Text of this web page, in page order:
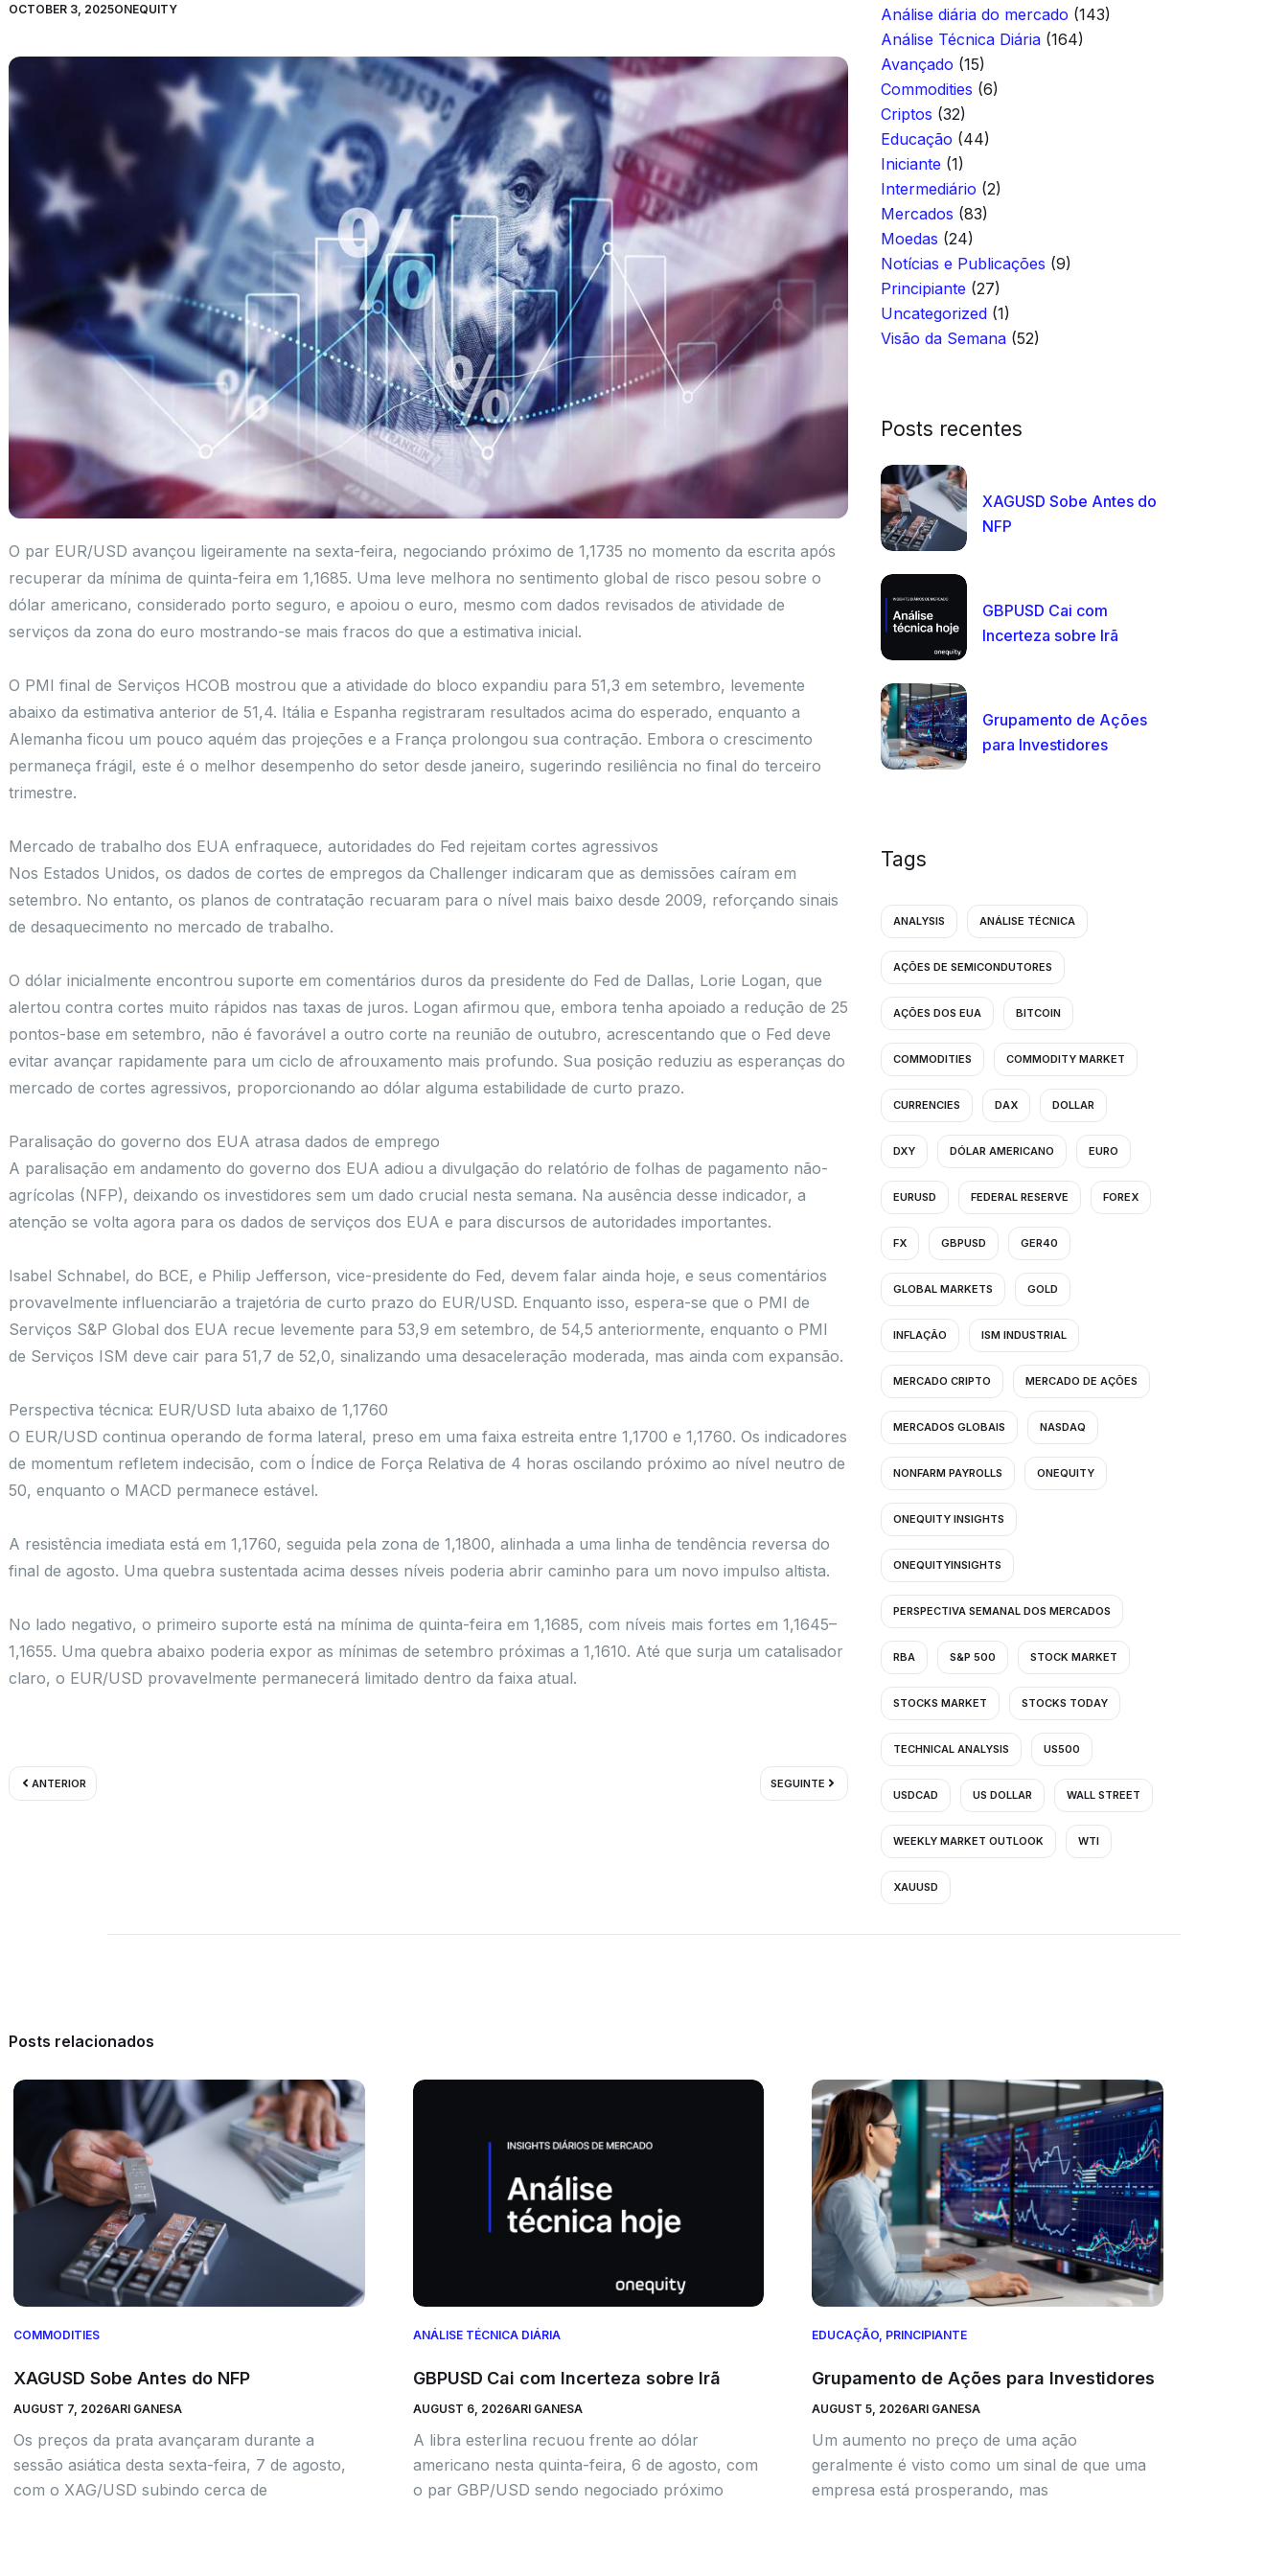
OCTOBER 3, 2025ONEQUITY
O par EUR/USD avançou ligeiramente na sexta-feira, negociando próximo de 1,1735 no momento da escrita após
recuperar da mínima de quinta-feira em 1,1685. Uma leve melhora no sentimento global de risco pesou sobre o
dólar americano, considerado porto seguro, e apoiou o euro, mesmo com dados revisados de atividade de
serviços da zona do euro mostrando-se mais fracos do que a estimativa inicial.
O PMI final de Serviços HCOB mostrou que a atividade do bloco expandiu para 51,3 em setembro, levemente
abaixo da estimativa anterior de 51,4. Itália e Espanha registraram resultados acima do esperado, enquanto a
Alemanha ficou um pouco aquém das projeções e a França prolongou sua contração. Embora o crescimento
permaneça frágil, este é o melhor desempenho do setor desde janeiro, sugerindo resiliência no final do terceiro
trimestre.
Mercado de trabalho dos EUA enfraquece, autoridades do Fed rejeitam cortes agressivos
Nos Estados Unidos, os dados de cortes de empregos da Challenger indicaram que as demissões caíram em
setembro. No entanto, os planos de contratação recuaram para o nível mais baixo desde 2009, reforçando sinais
de desaquecimento no mercado de trabalho.
O dólar inicialmente encontrou suporte em comentários duros da presidente do Fed de Dallas, Lorie Logan, que
alertou contra cortes muito rápidos nas taxas de juros. Logan afirmou que, embora tenha apoiado a redução de 25
pontos-base em setembro, não é favorável a outro corte na reunião de outubro, acrescentando que o Fed deve
evitar avançar rapidamente para um ciclo de afrouxamento mais profundo. Sua posição reduziu as esperanças do
mercado de cortes agressivos, proporcionando ao dólar alguma estabilidade de curto prazo.
Paralisação do governo dos EUA atrasa dados de emprego
A paralisação em andamento do governo dos EUA adiou a divulgação do relatório de folhas de pagamento não-
agrícolas (NFP), deixando os investidores sem um dado crucial nesta semana. Na ausência desse indicador, a
atenção se volta agora para os dados de serviços dos EUA e para discursos de autoridades importantes.
Isabel Schnabel, do BCE, e Philip Jefferson, vice-presidente do Fed, devem falar ainda hoje, e seus comentários
provavelmente influenciarão a trajetória de curto prazo do EUR/USD. Enquanto isso, espera-se que o PMI de
Serviços S&P Global dos EUA recue levemente para 53,9 em setembro, de 54,5 anteriormente, enquanto o PMI
de Serviços ISM deve cair para 51,7 de 52,0, sinalizando uma desaceleração moderada, mas ainda com expansão.
Perspectiva técnica: EUR/USD luta abaixo de 1,1760
O EUR/USD continua operando de forma lateral, preso em uma faixa estreita entre 1,1700 e 1,1760. Os indicadores
de momentum refletem indecisão, com o Índice de Força Relativa de 4 horas oscilando próximo ao nível neutro de
50, enquanto o MACD permanece estável.
A resistência imediata está em 1,1760, seguida pela zona de 1,1800, alinhada a uma linha de tendência reversa do
final de agosto. Uma quebra sustentada acima desses níveis poderia abrir caminho para um novo impulso altista.
No lado negativo, o primeiro suporte está na mínima de quinta-feira em 1,1685, com níveis mais fortes em 1,1645–
1,1655. Uma quebra abaixo poderia expor as mínimas de setembro próximas a 1,1610. Até que surja um catalisador
claro, o EUR/USD provavelmente permanecerá limitado dentro da faixa atual.
ANTERIOR SEGUINTE
Próximo
Análise diária do mercado (143)
Análise Técnica Diária (164)
Avançado (15)
Commodities (6)
Criptos (32)
Educação (44)
Iniciante (1)
Intermediário (2)
Mercados (83)
Moedas (24)
Notícias e Publicações (9)
Principiante (27)
Uncategorized (1)
Visão da Semana (52)
Posts recentes
XAGUSD Sobe Antes do
NFP
GBPUSD Cai com
Incerteza sobre Irã
Grupamento de Ações
para Investidores
Tags
ANALYSIS ANÁLISE TÉCNICA
AÇÕES DE SEMICONDUTORES
AÇÕES DOS EUA BITCOIN
COMMODITIES COMMODITY MARKET
CURRENCIES DAX DOLLAR
DXY DÓLAR AMERICANO EURO
EURUSD FEDERAL RESERVE FOREX
FX GBPUSD GER40
GLOBAL MARKETS GOLD
INFLAÇÃO ISM INDUSTRIAL
MERCADO CRIPTO MERCADO DE AÇÕES
MERCADOS GLOBAIS NASDAQ
NONFARM PAYROLLS ONEQUITY
ONEQUITY INSIGHTS
ONEQUITYINSIGHTS
PERSPECTIVA SEMANAL DOS MERCADOS
RBA S&P 500 STOCK MARKET
STOCKS MARKET STOCKS TODAY
TECHNICAL ANALYSIS US500
USDCAD US DOLLAR WALL STREET
WEEKLY MARKET OUTLOOK WTI
XAUUSD
Posts relacionados
COMMODITIES
XAGUSD Sobe Antes do NFP
AUGUST 7, 2026ARI GANESA
Os preços da prata avançaram durante a
sessão asiática desta sexta-feira, 7 de agosto,
com o XAG/USD subindo cerca de
ANÁLISE TÉCNICA DIÁRIA
GBPUSD Cai com Incerteza sobre Irã
AUGUST 6, 2026ARI GANESA
A libra esterlina recuou frente ao dólar
americano nesta quinta-feira, 6 de agosto, com
o par GBP/USD sendo negociado próximo
EDUCAÇÃO PRINCIPIANTE
Grupamento de Ações para Investidores
AUGUST 5, 2026ARI GANESA
Um aumento no preço de uma ação
geralmente é visto como um sinal de que uma
empresa está prosperando, mas